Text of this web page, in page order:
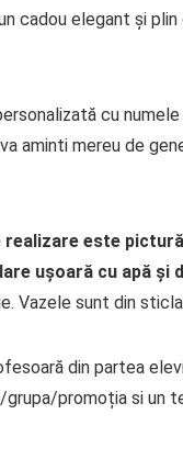
cadou elegant și
cu numele
mereu de
realizare este pictură
ușoară cu apă și
Vazele sunt din
din partea
grupa/promoția si un